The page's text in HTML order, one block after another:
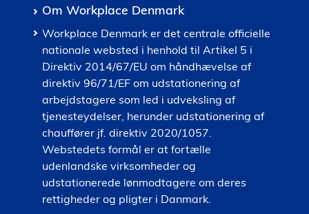
Om Workplace Denmark
Workplace Denmark er det centrale officielle
nationale websted i henhold til Artikel 5 i
Direktiv 2014/67/EU om håndhævelse af
direktiv 96/71/EF om udstationering af
arbejdstagere som led i udveksling af
tjenesteydelser, herunder udstationering af
chauffører jf. direktiv 2020/1057.
Webstedets formål er at fortælle
udenlandske virksomheder og
udstationerede lønmodtagere om deres
rettigheder og pligter i Danmark.